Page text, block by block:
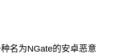
名为NGate的安卓恶意